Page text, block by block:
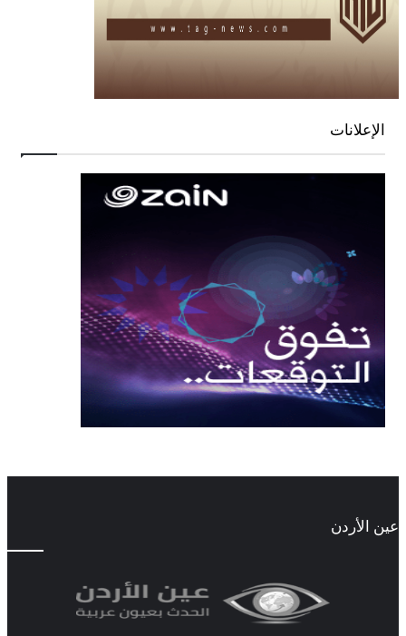
الإعلانات
عين الأردن